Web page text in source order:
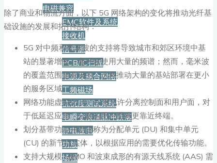
电磁兼容
EMC软件及系统
接收机
信号源
PCB/IC扫描
电源及耦合网络
工频磁场
抗扰度测试系统
电瞬变浪涌脉冲跌落
静电放电
功放
场强
除了商业和物流方面，以下 5G 网络架构的变化将推动光纤基
础设施的发展和拓扑结构：
5G 对中频和毫米波的支持将导致城市和郊区环境中基
站的显著增长。毫米波使用大量的频谱；然而，毫米波
的覆盖范围是有限的。这将推动大量的基站部署在更小
的服务区域。
网络功能虚拟化 (NFV) 将允许分离控制面和用户面，对
于低延迟应用，分散的用户面将更靠近终端。
划分基带功能并创建称为分配单元 (DU) 和集中单元
(CU) 的新节点实体，以根据应用的需要优化传输功能。
支持大规模 MIMO 和波束成形的有源天线系统 (AAS) 需